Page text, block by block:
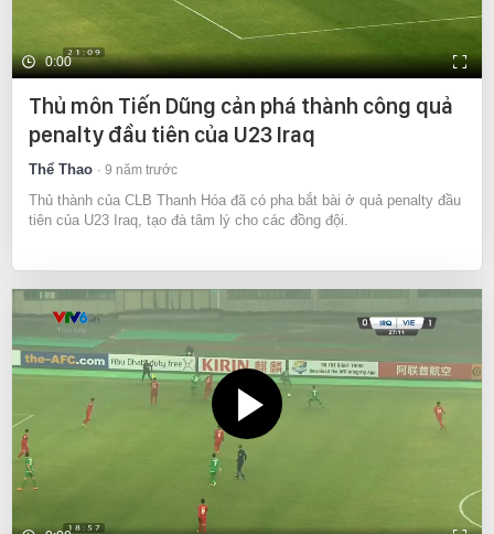
0:00
Thủ môn Tiến Dũng cản phá thành công quả
penalty đầu tiên của U23 Iraq
Thể Thao 9 năm trước
Thủ thành của CLB Thanh Hóa đã có pha bắt bài ở quả penalty đầu
tiên của U23 Iraq, tạo đà tâm lý cho các đồng đội.